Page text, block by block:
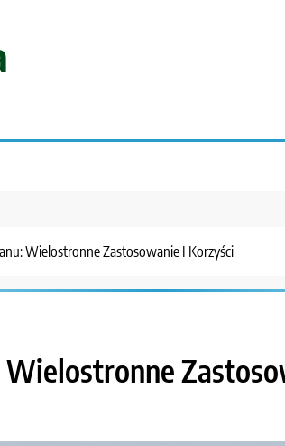
Wielostronne Zastosowanie I Korzyści